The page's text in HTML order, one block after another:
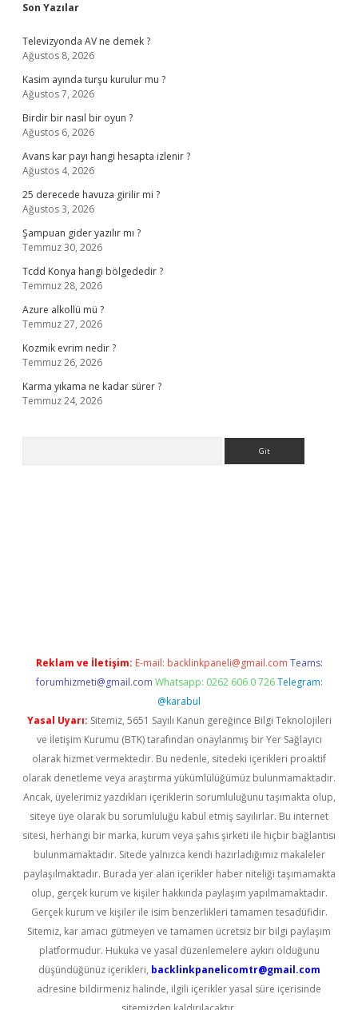
Son Yazılar
Televizyonda AV ne demek ?
Ağustos 8, 2026
Kasim ayında turşu kurulur mu ?
Ağustos 7, 2026
Birdir bir nasıl bir oyun ?
Ağustos 6, 2026
Avans kar payı hangi hesapta izlenir ?
Ağustos 4, 2026
25 derecede havuza girilir mi ?
Ağustos 3, 2026
Şampuan gider yazılır mı ?
Temmuz 30, 2026
Tcdd Konya hangi bölgededir ?
Temmuz 28, 2026
Azure alkollü mü ?
Temmuz 27, 2026
Kozmik evrim nedir ?
Temmuz 26, 2026
Karma yıkama ne kadar sürer ?
Temmuz 24, 2026
Reklam ve İletişim: E-mail: backlinkpaneli@gmail.com Teams:
forumhizmeti@gmail.com Whatsapp: 0262 606 0 726 Telegram:
@karabul
Yasal Uyarı: Sitemiz, 5651 Sayılı Kanun gereğince Bilgi Teknolojileri
ve İletişim Kurumu (BTK) tarafından onaylanmış bir Yer Sağlayıcı
olarak hizmet vermektedir. Bu nedenle, sitedeki içerikleri proaktif
olarak denetleme veya araştırma yükümlülüğümüz bulunmamaktadır.
Ancak, üyelerimiz yazdıkları içeriklerin sorumluluğunu taşımakta olup,
siteye üye olarak bu sorumluluğu kabul etmiş sayılırlar. Bu internet
sitesi, herhangi bir marka, kurum veya şahıs şirketi ile hiçbir bağlantısı
bulunmamaktadır. Sitede yalnızca kendi hazırladığımız makaleler
paylaşılmaktadır. Burada yer alan içerikler haber niteliği taşımamakta
olup, gerçek kurum ve kişiler hakkında paylaşım yapılmamaktadır.
Gerçek kurum ve kişiler ile isim benzerlikleri tamamen tesadüfidir.
Sitemiz, kar amacı gütmeyen ve tamamen ücretsiz bir bilgi paylaşım
platformudur. Hukuka ve yasal düzenlemelere aykırı olduğunu
düşündüğünüz içerikleri, backlinkpanelicomtr@gmail.com
adresine bildirmeniz halinde, ilgili içerikler yasal süre içerisinde